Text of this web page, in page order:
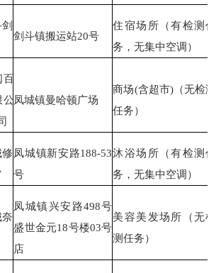
剑斗镇搬运站20号
住宿场所（有检测任
务，无集中空调）
百
公凤城镇曼哈顿广场
商场(含超市)（无检测
任务）
凤城镇新安路188-53
号
沐浴场所（有检测任
务，无集中空调）
凤城镇兴安路498号
盛世金元18号楼03号
店
美容美发场所（无检
测任务）